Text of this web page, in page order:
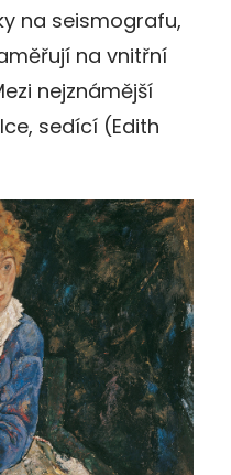
na seismografu,
na vnitřní
nejznámější
sedící (Edith